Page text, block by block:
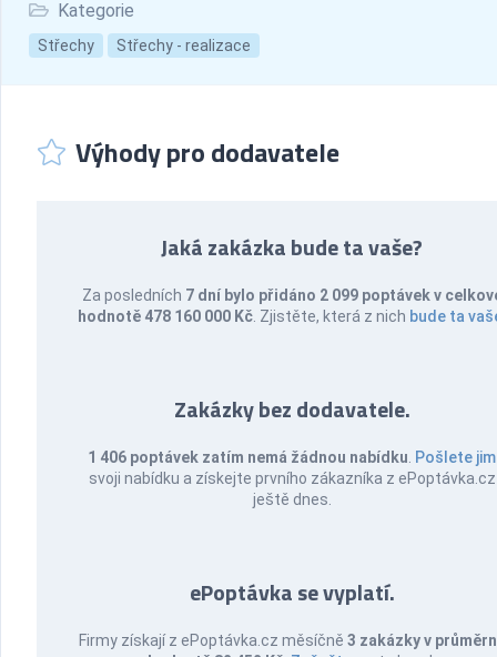
Kategorie
Střechy Střechy - realizace
Výhody pro dodavatele
Jaká zakázka bude ta vaše?
Za posledních 7 dní bylo přidáno 2 099 poptávek v
hodnotě 478 160 000 Kč . Zjistěte, která z nich bude ta
Zakázky bez dodavatele.
1 406 poptávek zatím nemá žádnou nabídku Pošlete jim
svoji nabídku a získejte prvního zákazníka z ePoptávka.cz
ještě dnes.
ePoptávka se vyplatí.
Firmy získají z ePoptávka.cz měsíčně 3 zakázky v